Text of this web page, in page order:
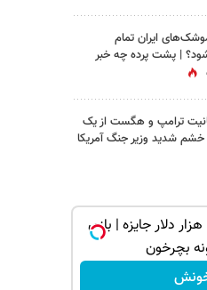
ایران تمام
| پشت پرده چه خبر
ترامپ و هگست از یک
خشم شدید وزیر جنگ آمریکا
از آیفون 17 تا 1000 هزار دلار جایزه | بازی
بچرخون